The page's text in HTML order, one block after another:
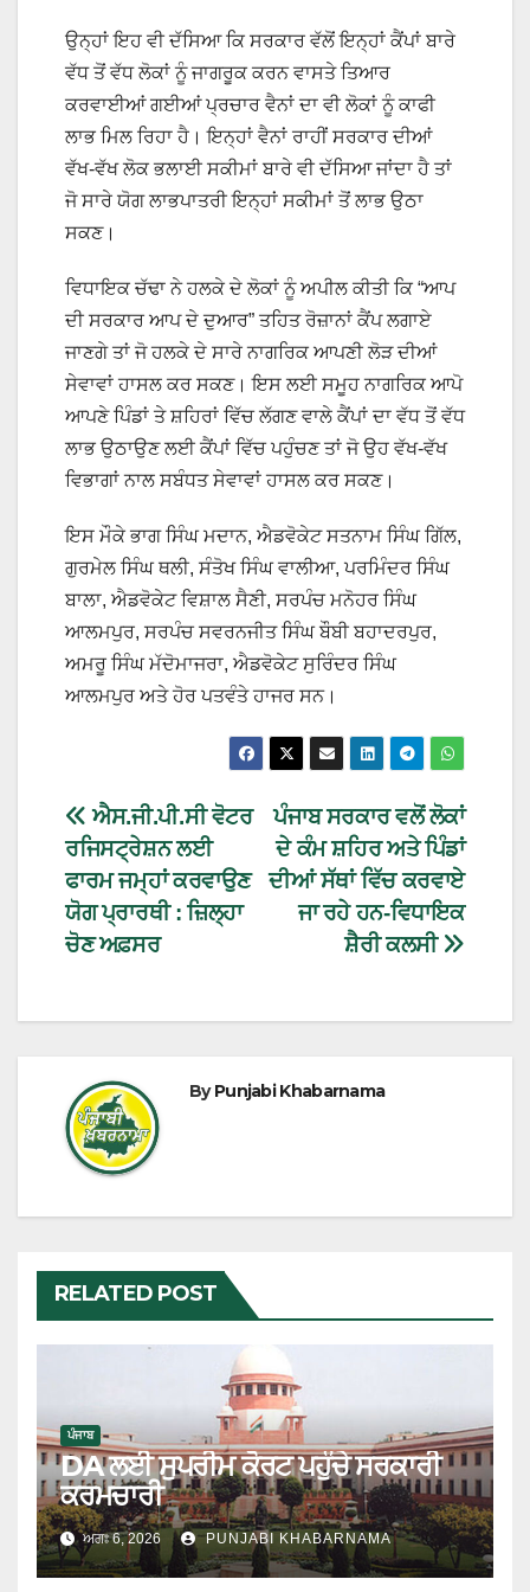
ਉਨ੍ਹਾਂ ਇਹ ਵੀ ਦੱਸਿਆ ਕਿ ਸਰਕਾਰ ਵੱਲੋਂ ਇਨ੍ਹਾਂ ਕੈਂਪਾਂ ਬਾਰੇ
ਵੱਧ ਤੋਂ ਵੱਧ ਲੋਕਾਂ ਨੂੰ ਜਾਗਰੂਕ ਕਰਨ ਵਾਸਤੇ ਤਿਆਰ
ਕਰਵਾਈਆਂ ਗਈਆਂ ਪ੍ਰਚਾਰ ਵੈਨਾਂ ਦਾ ਵੀ ਲੋਕਾਂ ਨੂੰ ਕਾਫੀ
ਲਾਭ ਮਿਲ ਰਿਹਾ ਹੈ। ਇਨ੍ਹਾਂ ਵੈਨਾਂ ਰਾਹੀਂ ਸਰਕਾਰ ਦੀਆਂ
ਵੱਖ-ਵੱਖ ਲੋਕ ਭਲਾਈ ਸਕੀਮਾਂ ਬਾਰੇ ਵੀ ਦੱਸਿਆ ਜਾਂਦਾ ਹੈ ਤਾਂ
ਜੋ ਸਾਰੇ ਯੋਗ ਲਾਭਪਾਤਰੀ ਇਨ੍ਹਾਂ ਸਕੀਮਾਂ ਤੋਂ ਲਾਭ ਉਠਾ
ਸਕਣ।
ਵਿਧਾਇਕ ਚੱਢਾ ਨੇ ਹਲਕੇ ਦੇ ਲੋਕਾਂ ਨੂੰ ਅਪੀਲ ਕੀਤੀ ਕਿ “ਆਪ
ਦੀ ਸਰਕਾਰ ਆਪ ਦੇ ਦੁਆਰ” ਤਹਿਤ ਰੋਜ਼ਾਨਾਂ ਕੈਂਪ ਲਗਾਏ
ਜਾਣਗੇ ਤਾਂ ਜੋ ਹਲਕੇ ਦੇ ਸਾਰੇ ਨਾਗਰਿਕ ਆਪਣੀ ਲੋੜ ਦੀਆਂ
ਸੇਵਾਵਾਂ ਹਾਸਲ ਕਰ ਸਕਣ। ਇਸ ਲਈ ਸਮੂਹ ਨਾਗਰਿਕ ਆਪੋ
ਆਪਣੇ ਪਿੰਡਾਂ ਤੇ ਸ਼ਹਿਰਾਂ ਵਿੱਚ ਲੱਗਣ ਵਾਲੇ ਕੈਂਪਾਂ ਦਾ ਵੱਧ ਤੋਂ ਵੱਧ
ਲਾਭ ਉਠਾਉਣ ਲਈ ਕੈਂਪਾਂ ਵਿੱਚ ਪਹੁੰਚਣ ਤਾਂ ਜੋ ਉਹ ਵੱਖ-ਵੱਖ
ਵਿਭਾਗਾਂ ਨਾਲ ਸਬੰਧਤ ਸੇਵਾਵਾਂ ਹਾਸਲ ਕਰ ਸਕਣ।
ਇਸ ਮੌਕੇ ਭਾਗ ਸਿੰਘ ਮਦਾਨ, ਐਡਵੋਕੇਟ ਸਤਨਾਮ ਸਿੰਘ ਗਿੱਲ,
ਗੁਰਮੇਲ ਸਿੰਘ ਥਲੀ, ਸੰਤੋਖ ਸਿੰਘ ਵਾਲੀਆ, ਪਰਮਿੰਦਰ ਸਿੰਘ
ਬਾਲਾ, ਐਡਵੋਕੇਟ ਵਿਸ਼ਾਲ ਸੈਣੀ, ਸਰਪੰਚ ਮਨੋਹਰ ਸਿੰਘ
ਆਲਮਪੁਰ, ਸਰਪੰਚ ਸਵਰਨਜੀਤ ਸਿੰਘ ਬੌਬੀ ਬਹਾਦਰਪੁਰ,
ਅਮਰੂ ਸਿੰਘ ਮੱਦੋਮਾਜਰਾ, ਐਡਵੋਕੇਟ ਸੁਰਿੰਦਰ ਸਿੰਘ
ਆਲਮਪੁਰ ਅਤੇ ਹੋਰ ਪਤਵੰਤੇ ਹਾਜਰ ਸਨ।
ਪੰਜਾਬ ਸਰਕਾਰ ਵਲੋਂ ਲੋਕਾਂ
ਦੇ ਕੰਮ ਸ਼ਹਿਰ ਅਤੇ ਪਿੰਡਾਂ
ਦੀਆਂ ਸੱਥਾਂ ਵਿੱਚ ਕਰਵਾਏ
ਜਾ ਰਹੇ ਹਨ-ਵਿਧਾਇਕ
ਸ਼ੈਰੀ ਕਲਸੀ
ਐਸ.ਜੀ.ਪੀ.ਸੀ ਵੋਟਰ
ਰਜਿਸਟ੍ਰੇਸ਼ਨ ਲਈ
ਫਾਰਮ ਜਮ੍ਹਾਂ ਕਰਵਾਉਣ
ਯੋਗ ਪ੍ਰਾਰਥੀ : ਜ਼ਿਲ੍ਹਾ
ਚੋਣ ਅਫ਼ਸਰ
ByPunjabi Khabarnama
RELATED POST
ਪੰਜਾਬ
DA ਲਈ ਸੁਪਰੀਮ ਕੋਰਟ ਪਹੁੰਚੇ ਸਰਕਾਰੀ
ਕਰਮਚਾਰੀ
ਅਗਃ 6, 2026 PUNJABI KHABARNAMA